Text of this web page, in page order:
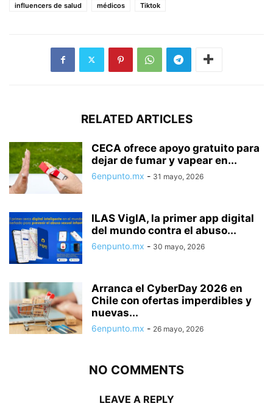
influencers de salud
médicos Tiktok
RELATED ARTICLES
CECA ofrece apoyo gratuito para
dejar de fumar y vapear en...
6enpunto.mx - 31 mayo, 2026
ILAS VigIA, la primer app digital
del mundo contra el abuso...
6enpunto.mx - 30 mayo, 2026
Arranca el CyberDay 2026 en
Chile con ofertas imperdibles y
nuevas...
6enpunto.mx - 26 mayo, 2026
NO COMMENTS
LEAVE A REPLY